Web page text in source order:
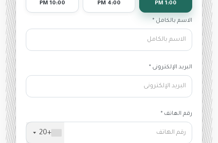
1:00 PM
4:00 PM
10:00 PM
الاسم بالكامل *
البريد الإلكترونى *
رقم الهاتف *
+20